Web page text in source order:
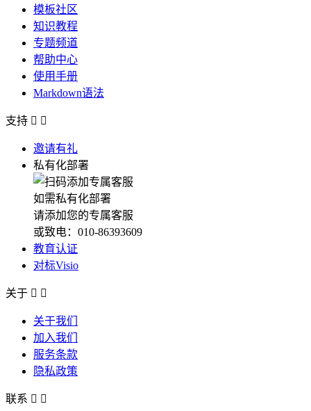
模板社区
知识教程
专题频道
帮助中心
使用手册
Markdown语法
支持  
邀请有礼
私有化部署
如需私有化部署
请添加您的专属客服
或致电：010-86393609
教育认证
对标Visio
关于  
关于我们
加入我们
服务条款
隐私政策
联系  